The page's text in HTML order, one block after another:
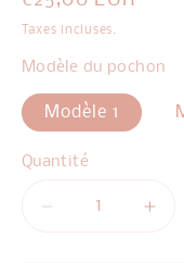
habituel
Taxes incluses.
Modèle du pochon
Modèle 1
Quantité
Réduire